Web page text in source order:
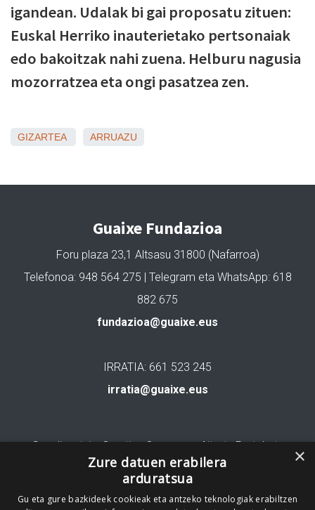
igandean. Udalak bi gai proposatu zituen:
Euskal Herriko inauterietako pertsonaiak
edo bakoitzak nahi zuena. Helburu nagusia
mozorratzea eta ongi pasatzea zen.
GIZARTEA ARRUAZU
Guaixe Fundazioa
Foru plaza 23,1 Altsasu 31800 (Nafarroa)
Telefonoa: 948 564 275 | Telegram eta WhatsApp: 618
882 675
fundazioa@guaixe.eus
IRRATIA: 661 523 245
irratia@guaixe.eus
Gure lizentzia: Creative Commons Aitortu Partekatu
Codesyntaxek garatua
×
Zure datuen erabilera
arduratsua
Gu eta gure bazkideek cookieak eta antzeko teknologiak erabiltzen